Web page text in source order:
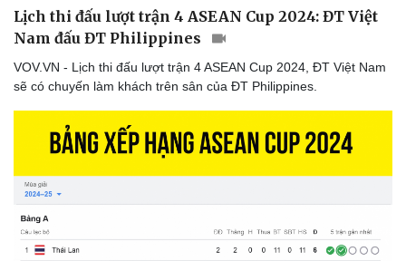
Thể thao
Bóng đá
Thế giới thể thao
eSports
Hậu trường
Ô tô - Xe máy
Ô tô
Tư vấn
Lịch thi đấu lượt trận 4 ASEAN Cup 2024: ĐT Việt
Nam đấu ĐT Philippines
VOV.VN - Lịch thi đấu lượt trận 4 ASEAN Cup 2024, ĐT Việt Nam
sẽ có chuyến làm khách trên sân của ĐT Philippines.